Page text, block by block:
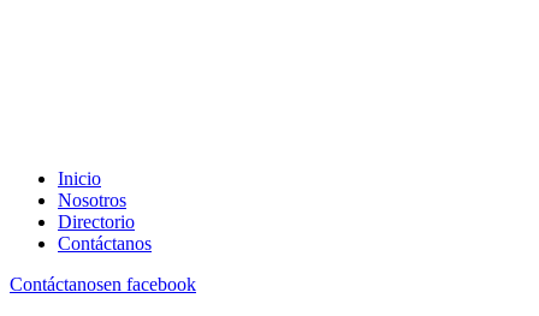
Inicio
Nosotros
Directorio
Contáctanos
Contáctanosen facebook